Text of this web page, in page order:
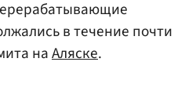
в течение почти
наАляске.